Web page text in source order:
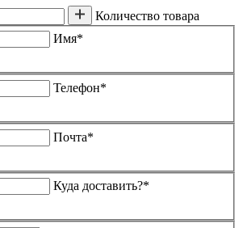
Количество товара
Имя*
Телефон*
Почта*
Куда доставить?*